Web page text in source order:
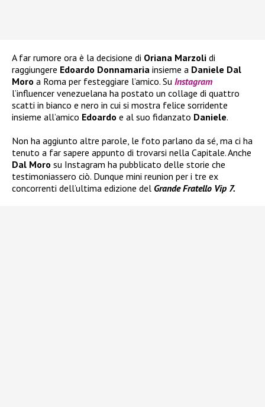
A far rumore ora è la decisione di Oriana Marzoli di
raggiungere Edoardo Donnamaria insieme a Daniele Dal
Moro a Roma per festeggiare l’amico. Su Instagram
l’influencer venezuelana ha postato un collage di quattro
scatti in bianco e nero in cui si mostra felice sorridente
insieme all’amico Edoardo e al suo fidanzato Daniele.
Non ha aggiunto altre parole, le foto parlano da sé, ma ci ha
tenuto a far sapere appunto di trovarsi nella Capitale. Anche
Dal Moro su Instagram ha pubblicato delle storie che
testimoniassero ciò. Dunque mini reunion per i tre ex
concorrenti dell’ultima edizione del Grande Fratello Vip 7.